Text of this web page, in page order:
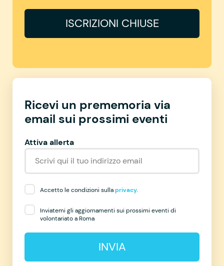
ISCRIZIONI CHIUSE
Ricevi un prememoria via
email sui prossimi eventi
Attiva allerta
Accetto le condizioni sullaprivacy.
Inviatemi gli aggiornamenti sui prossimi eventi di
volontariato a Roma
INVIA